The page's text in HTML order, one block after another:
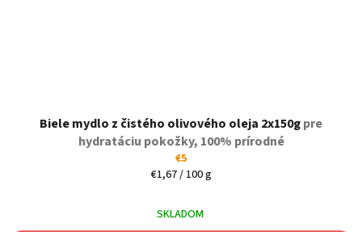
Biele mydlo z čistého olivového oleja 2x150gpre
hydratáciu pokožky, 100% prírodné
€5
Jednotková
€1,67 / 100 g
SKLADOM